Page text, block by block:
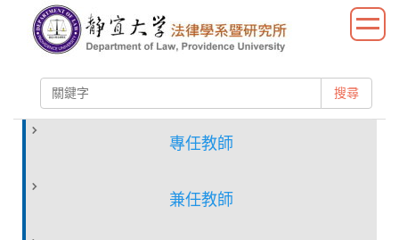
容
搜尋
專任教師
兼任教師